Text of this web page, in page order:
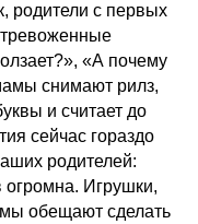
родители с первых
«А почему
снимают рилз,
и считает до
сейчас гораздо
родителей:
огромна. Игрушки,
обещают сделать